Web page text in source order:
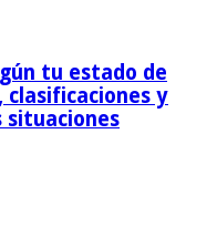
tu estado de
clasificaciones y
situaciones